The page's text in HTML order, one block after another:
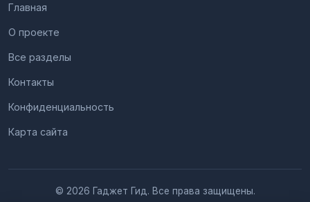
Главная
О проекте
Все разделы
Контакты
Конфиденциальность
Карта сайта
© 2026 Гаджет Гид. Все права защищены.